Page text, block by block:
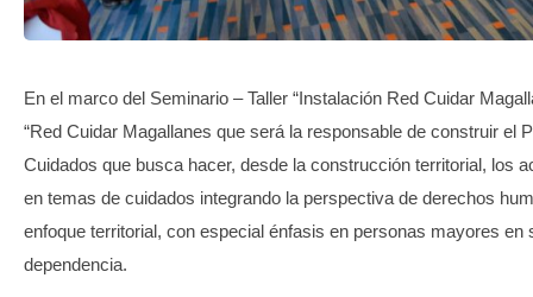
En el marco del Seminario – Taller “Instalación Red Cuidar
“Red Cuidar Magallanes que será la responsable de construir el
Cuidados que busca hacer, desde la construcción territorial, los
en temas de cuidados integrando la perspectiva de derechos
enfoque territorial, con especial énfasis en personas mayores en
dependencia.